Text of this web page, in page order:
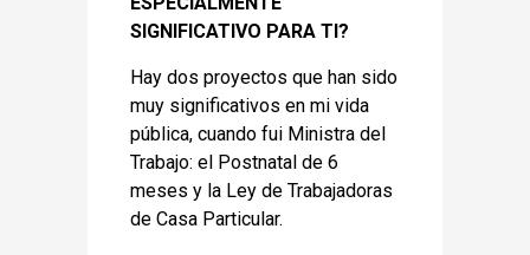
SIGNIFICATIVO PARA TI?
Hay dos proyectos que han sido
muy significativos en mi vida
pública, cuando fui Ministra del
Trabajo: el Postnatal de 6
meses y la Ley de Trabajadoras
de Casa Particular.